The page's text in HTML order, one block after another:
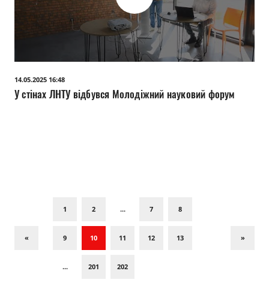
14.05.2025 16:48
У стінах ЛНТУ відбувся Молодіжний науковий форум
«
1 2 ... 7 8
9 10 11 12 13
... 201 202
»